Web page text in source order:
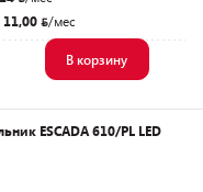
11,00 /мес
В корзину
ESCADA 610/PL LED